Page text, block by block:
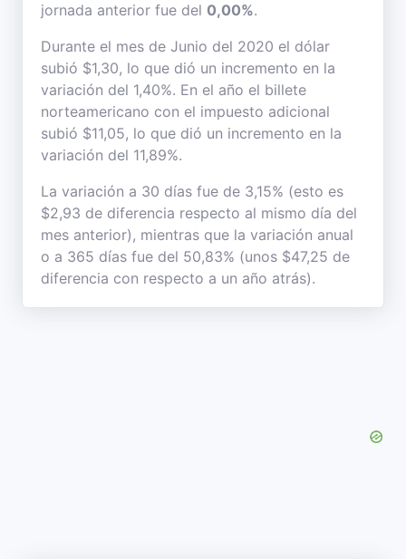
jornada anterior fue del 0,00%.
Durante el mes de Junio del 2020 el dólar
subió $1,30, lo que dió un incremento en la
variación del 1,40%. En el año el billete
norteamericano con el impuesto adicional
subió $11,05, lo que dió un incremento en la
variación del 11,89%.
La variación a 30 días fue de 3,15% (esto es
$2,93 de diferencia respecto al mismo día del
mes anterior), mientras que la variación anual
o a 365 días fue del 50,83% (unos $47,25 de
diferencia con respecto a un año atrás).